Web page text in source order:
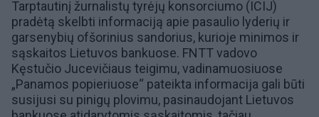
Tarptautinį žurnalistų tyrėjų konsorciumo (ICIJ)
pradėtą skelbti informaciją apie pasaulio lyderių ir
garsenybių ofšorinius sandorius, kurioje minimos ir
sąskaitos Lietuvos bankuose. FNTT vadovo
Kęstučio Jucevičiaus teigimu, vadinamuosiuose
„Panamos popieriuose“ pateikta informacija gali būti
susijusi su pinigų plovimu, pasinaudojant Lietuvos